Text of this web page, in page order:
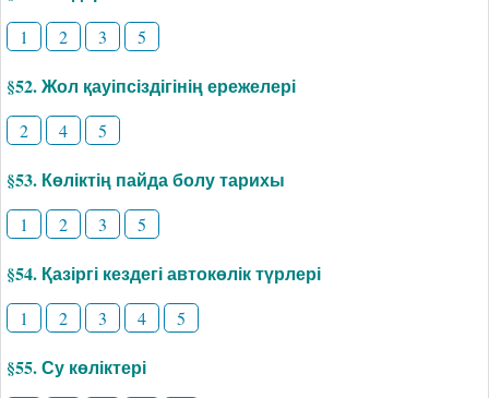
1 2 3 5
§52. Жол қауіпсіздігінің ережелері
2 4 5
§53. Көліктің пайда болу тарихы
1 2 3 5
§54. Қазіргі кездегі автокөлік түрлері
1 2 3 4 5
§55. Су көліктері